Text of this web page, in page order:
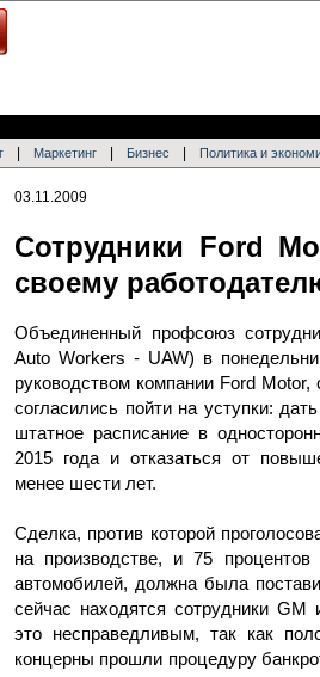
Маркетинг Бизнес Политика и
03.11.2009
Сотрудники Ford
своему
Объединенный профсоюз
Auto Workers - UAW) в
руководством компании Ford
согласились пойти на уступки:
штатное расписание в
2015 года и отказаться от
менее шести лет.
Сделка, против которой
на производстве, и 75
автомобилей, должна была
сейчас находятся сотрудники
это несправедливым, так как
концерны прошли процедуру